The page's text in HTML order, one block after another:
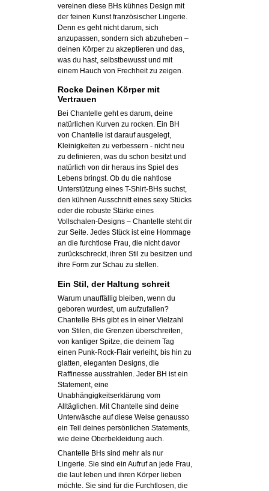
vereinen diese BHs kühnes Design mit
der feinen Kunst französischer Lingerie.
Denn es geht nicht darum, sich
anzupassen, sondern sich abzuheben –
deinen Körper zu akzeptieren und das,
was du hast, selbstbewusst und mit
einem Hauch von Frechheit zu zeigen.
Rocke Deinen Körper mit
Vertrauen
Bei Chantelle geht es darum, deine
natürlichen Kurven zu rocken. Ein BH
von Chantelle ist darauf ausgelegt,
Kleinigkeiten zu verbessern - nicht neu
zu definieren, was du schon besitzt und
natürlich von dir heraus ins Spiel des
Lebens bringst. Ob du die nahtlose
Unterstützung eines T-Shirt-BHs suchst,
den kühnen Ausschnitt eines sexy Stücks
oder die robuste Stärke eines
Vollschalen-Designs – Chantelle steht dir
zur Seite. Jedes Stück ist eine Hommage
an die furchtlose Frau, die nicht davor
zurückschreckt, ihren Stil zu besitzen und
ihre Form zur Schau zu stellen.
Ein Stil, der Haltung schreit
Warum unauffällig bleiben, wenn du
geboren wurdest, um aufzufallen?
Chantelle BHs gibt es in einer Vielzahl
von Stilen, die Grenzen überschreiten,
von kantiger Spitze, die deinem Tag
einen Punk-Rock-Flair verleiht, bis hin zu
glatten, eleganten Designs, die
Raffinesse ausstrahlen. Jeder BH ist ein
Statement, eine
Unabhängigkeitserklärung vom
Alltäglichen. Mit Chantelle sind deine
Unterwäsche auf diese Weise genausso
ein Teil deines persönlichen Statements,
wie deine Oberbekleidung auch.
Chantelle BHs sind mehr als nur
Lingerie. Sie sind ein Aufruf an jede Frau,
die laut leben und ihren Körper lieben
möchte. Sie sind für die Furchtlosen, die